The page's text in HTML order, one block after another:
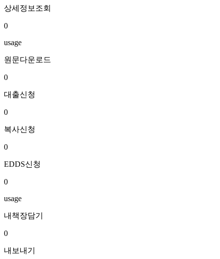
상세정보조회
0
usage
원문다운로드
0
대출신청
0
복사신청
0
EDDS신청
0
usage
내책장담기
0
내보내기